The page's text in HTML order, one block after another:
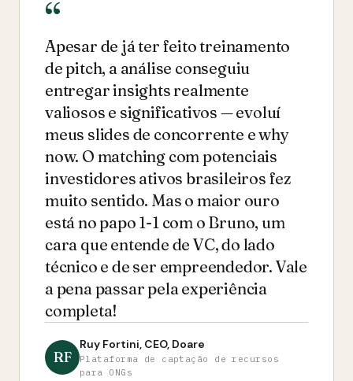
Apesar de já ter feito treinamento
de pitch, a análise conseguiu
entregar insights realmente
valiosos e significativos — evoluí
meus slides de concorrente e why
now. O matching com potenciais
investidores ativos brasileiros fez
muito sentido. Mas o maior ouro
está no papo 1-1 com o Bruno, um
cara que entende de VC, do lado
técnico e de ser empreendedor. Vale
a pena passar pela experiência
completa!
RF
Ruy Fortini, CEO, Doare
Plataforma de captação de recursos
para ONGs